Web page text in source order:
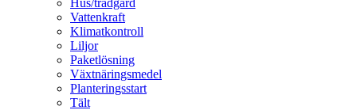
Vattenkraft
Klimatkontroll
Liljor
Paketlösning
Växtnäringsmedel
Planteringsstart
Tält